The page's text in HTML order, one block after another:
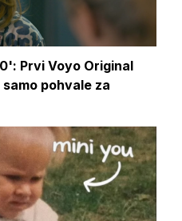
Prvi Voyo Original
pohvale za